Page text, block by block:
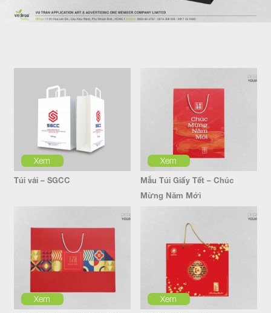
Xem
Túi vải – SGCC
Xem
Mẫu Túi Giấy Tết – Chúc
Mừng Năm Mới
Xem Xem